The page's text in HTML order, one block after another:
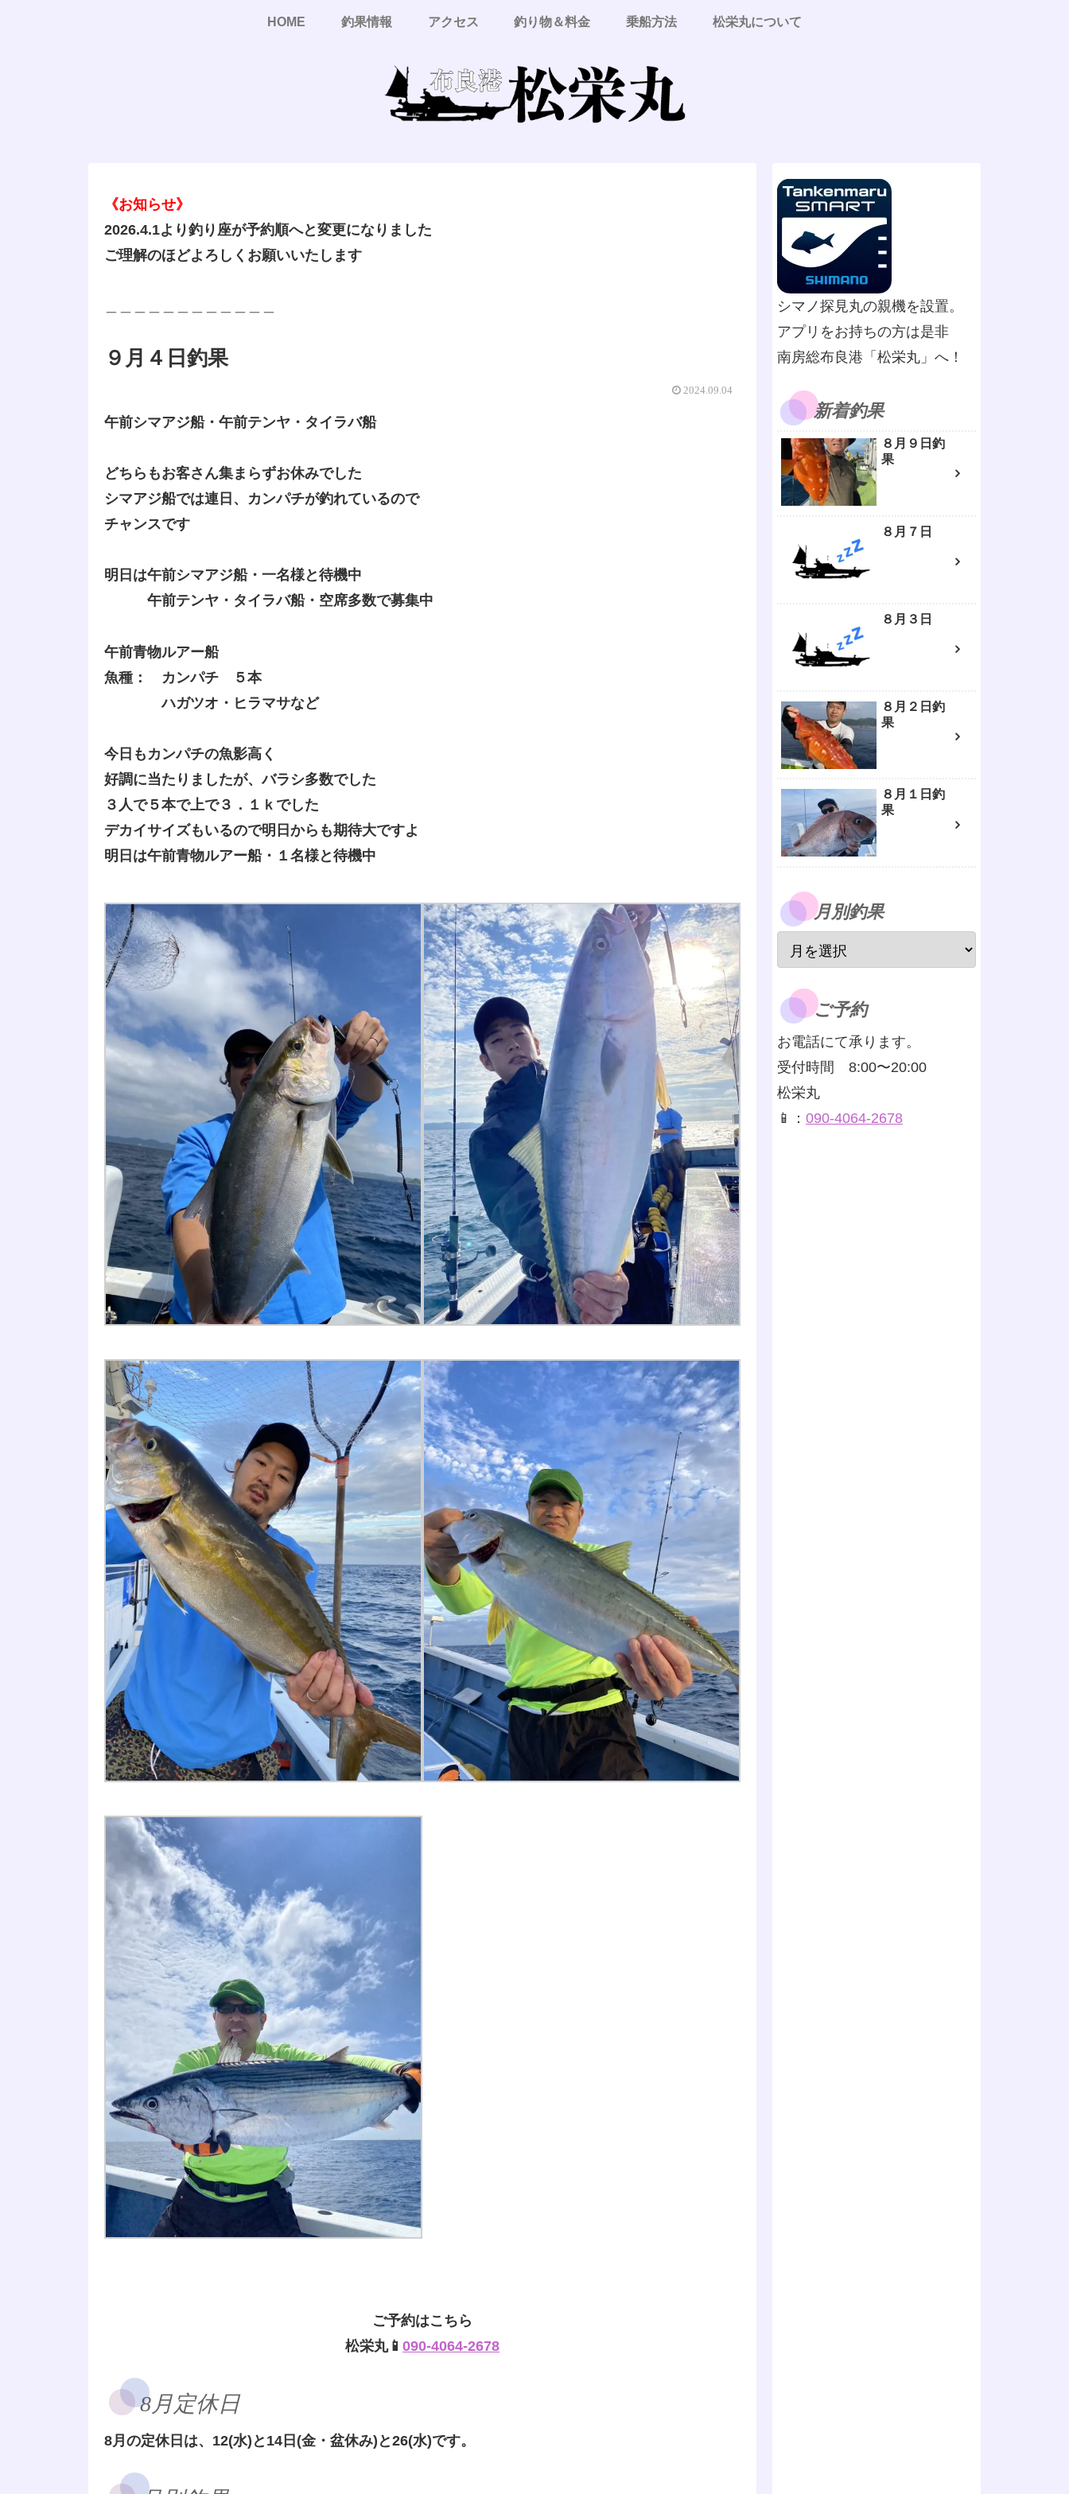
HOME 釣果情報 アクセス 釣り物＆料金 乗船方法 松栄丸について
《お知らせ》
2026.4.1より釣り座が予約順へと変更になりました
ご理解のほどよろしくお願いいたします
９月４日釣果
2024.09.04
午前シマアジ船・午前テンヤ・タイラバ船
どちらもお客さん集まらずお休みでした
シマアジ船では連日、カンパチが釣れているので
チャンスです
明日は午前シマアジ船・一名様と待機中
午前テンヤ・タイラバ船・空席多数で募集中
午前青物ルアー船
魚種： カンパチ ５本
ハガツオ・ヒラマサなど
今日もカンパチの魚影高く
好調に当たりましたが、バラシ多数でした
３人で５本で上で３．１ｋでした
デカイサイズもいるので明日からも期待大ですよ
明日は午前青物ルアー船・１名様と待機中
ご予約はこちら
松栄丸📱 090-4064-2678
8月定休日
8月の定休日は、12(水)と14日(金・盆休み)と26(水)です。
シマノ探見丸の親機を設置。
アプリをお持ちの方は是非
南房総布良港「松栄丸」へ！
新着釣果
８月９日釣
果
８月７日
８月３日
８月２日釣
果
８月１日釣
果
月別釣果
ご予約
お電話にて承ります。
受付時間 8:00〜20:00
松栄丸
📱： 090-4064-2678